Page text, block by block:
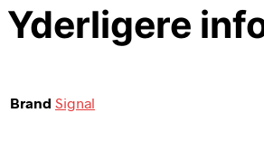
Yderligere
Brand Signal